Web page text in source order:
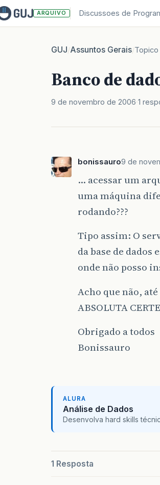
ARQUIVO Discussoes de
GUJ/Assuntos Gerais/Topico
Banco de
9 de novembro de 2006 1
bonissauro9 de
… acessar um
uma máquina
rodando???
Tipo assim: O
da base de
onde não posso
Acho que não,
ABSOLUTA
Obrigado a todos
Bonissauro
ALURA
Análise de Dados
Desenvolva hard skills
1 Resposta